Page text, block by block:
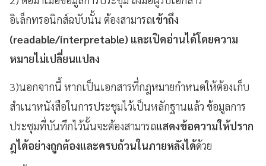
อิเล็กทรอนิกส์ฉบับนั้น ต้องสามารถเข้าถึง
(readable/interpretable) และเปิดอ่านได้โดยความ
หมายไม่เปลี่ยนแปลง
3)นอกจากนี้ หากเป็นเอกสารที่กฎหมายกำหนดให้ต้องเก็บ
สำเนาหนังสือในการประชุมไว้เป็นหลักฐานแล้ว ข้อมูลการ
ประชุมที่บันทึกไว้นั้นจะต้องสามารถแสดงข้อความให้ปราก
ฎได้อย่างถูกต้องและครบถ้วนในภายหลังได้ด้วย